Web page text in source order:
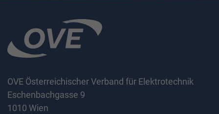
OVE Österreichischer Verband für Elektrotechnik
Eschenbachgasse 9
1010 Wien